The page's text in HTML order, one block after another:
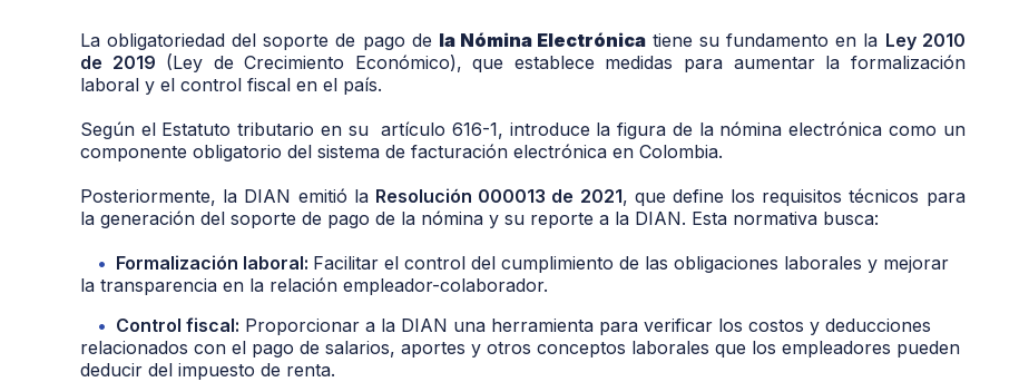
La obligatoriedad del soporte de pago de la Nómina Electrónicatiene su fundamento en la Ley 2010
de 2019 (Ley de Crecimiento Económico), que establece medidas para aumentar la formalización
laboral y el control fiscal en el país.
Según el Estatuto tributario en su artículo 616-1, introduce la figura de la nómina electrónica como un
componente obligatorio del sistema de facturación electrónica en Colombia.
Posteriormente, la DIAN emitió la Resolución 000013 de 2021, que define los requisitos técnicos para
la generación del soporte de pago de la nómina y su reporte a la DIAN. Esta normativa busca:
Formalización laboral: Facilitar el control del cumplimiento de las obligaciones laborales y mejorar
la transparencia en la relación empleador-colaborador.
Control fiscal: Proporcionar a la DIAN una herramienta para verificar los costos y deducciones
relacionados con el pago de salarios, aportes y otros conceptos laborales que los empleadores pueden
deducir del impuesto de renta.